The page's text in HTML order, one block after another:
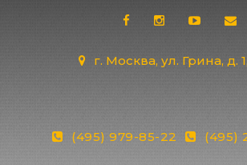
г. Москва, ул. Грина, д.
(495) 979-85-22 (495)